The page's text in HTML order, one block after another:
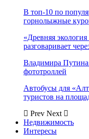
В топ-10 по
горнолыжные
«Древняя
разговаривает
Владимира Путина
фототроллей
Автобусы для
туристов на
Prev Next
Недвижимость
Интересы